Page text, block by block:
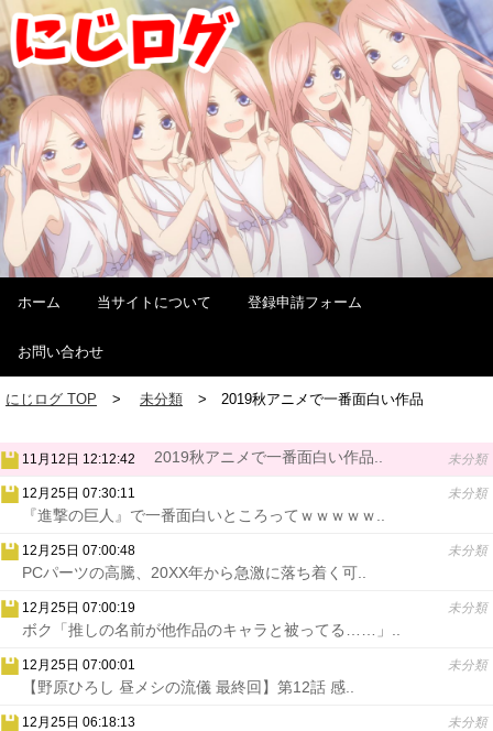
ホーム 当サイトについて 登録申請フォーム
お問い合わせ
にじログ TOP 未分類 2019秋アニメで一番面白い作品
11月12日 12:12:42 未分類
2019秋アニメで一番面白い作品..
12月25日 07:30:11 未分類
『進撃の巨人』で一番面白いところってｗｗｗｗｗ..
12月25日 07:00:48 未分類
PCパーツの高騰、20XX年から急激に落ち着く可..
12月25日 07:00:19 未分類
ボク「推しの名前が他作品のキャラと被ってる……」..
12月25日 07:00:01 未分類
【野原ひろし 昼メシの流儀 最終回】第12話 感..
12月25日 06:18:13 未分類